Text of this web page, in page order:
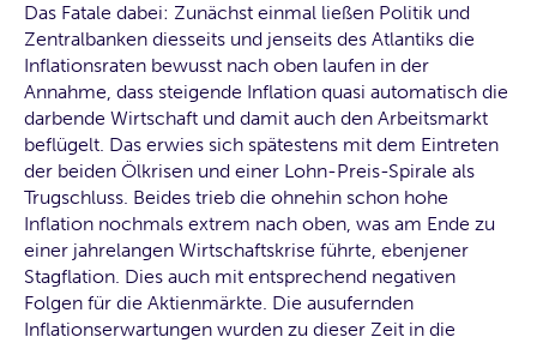
Das Fatale dabei: Zunächst einmal ließen Politik und
Zentralbanken diesseits und jenseits des Atlantiks die
Inflationsraten bewusst nach oben laufen in der
Annahme, dass steigende Inflation quasi automatisch die
darbende Wirtschaft und damit auch den Arbeitsmarkt
beflügelt. Das erwies sich spätestens mit dem Eintreten
der beiden Ölkrisen und einer Lohn-Preis-Spirale als
Trugschluss. Beides trieb die ohnehin schon hohe
Inflation nochmals extrem nach oben, was am Ende zu
einer jahrelangen Wirtschaftskrise führte, ebenjener
Stagflation. Dies auch mit entsprechend negativen
Folgen für die Aktienmärkte. Die ausufernden
Inflationserwartungen wurden zu dieser Zeit in die